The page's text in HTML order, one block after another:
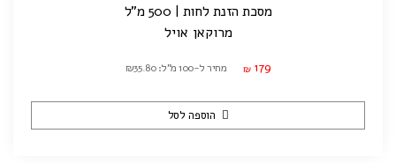
מסכת הזנת לחות | 500 מ"ל
מרוקאן אויל
₪ 179 מחיר ל-100 מ"ל: ₪35.80
הוספה לסל